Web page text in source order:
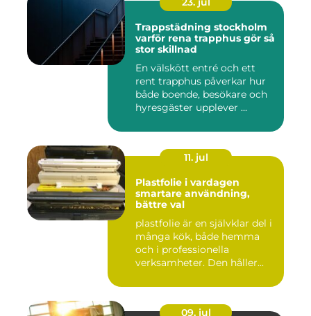
Trappstädning stockholm
varför rena trapphus gör så
stor skillnad
En välskött entré och ett
rent trapphus påverkar hur
både boende, besökare och
hyresgäster upplever ...
11. jul
Plastfolie i vardagen
smartare användning,
bättre val
plastfolie är en självklar del i
många kök, både hemma
och i professionella
verksamheter. Den håller...
09. jul